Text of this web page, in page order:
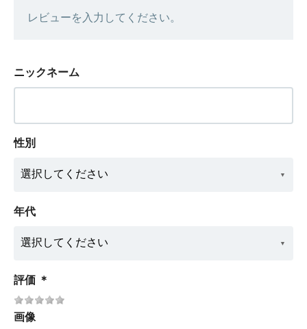
レビューを入力してください。
ニックネーム
性別
年代
評価 ＊
画像